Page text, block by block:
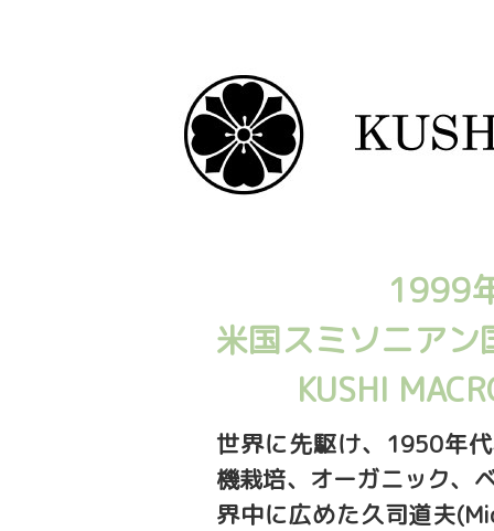
1999
米国スミソニア
KUSHI
世界に先駆け、1950年代
機栽培、オーガニック、
界中に広めた久司道夫